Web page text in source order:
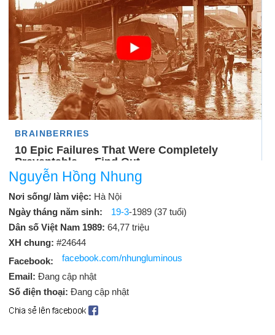
Nguyễn Hồng Nhung
Nơi sống/ làm việc: Hà Nội
Ngày tháng năm sinh:
19-3-1989 (37 tuổi)
Dân số Việt Nam 1989: 64,77 triệu
XH chung: #24644
Facebook:
facebook.com/nhungluminous
Email: Đang cập nhật
Số điện thoại: Đang cập nhật